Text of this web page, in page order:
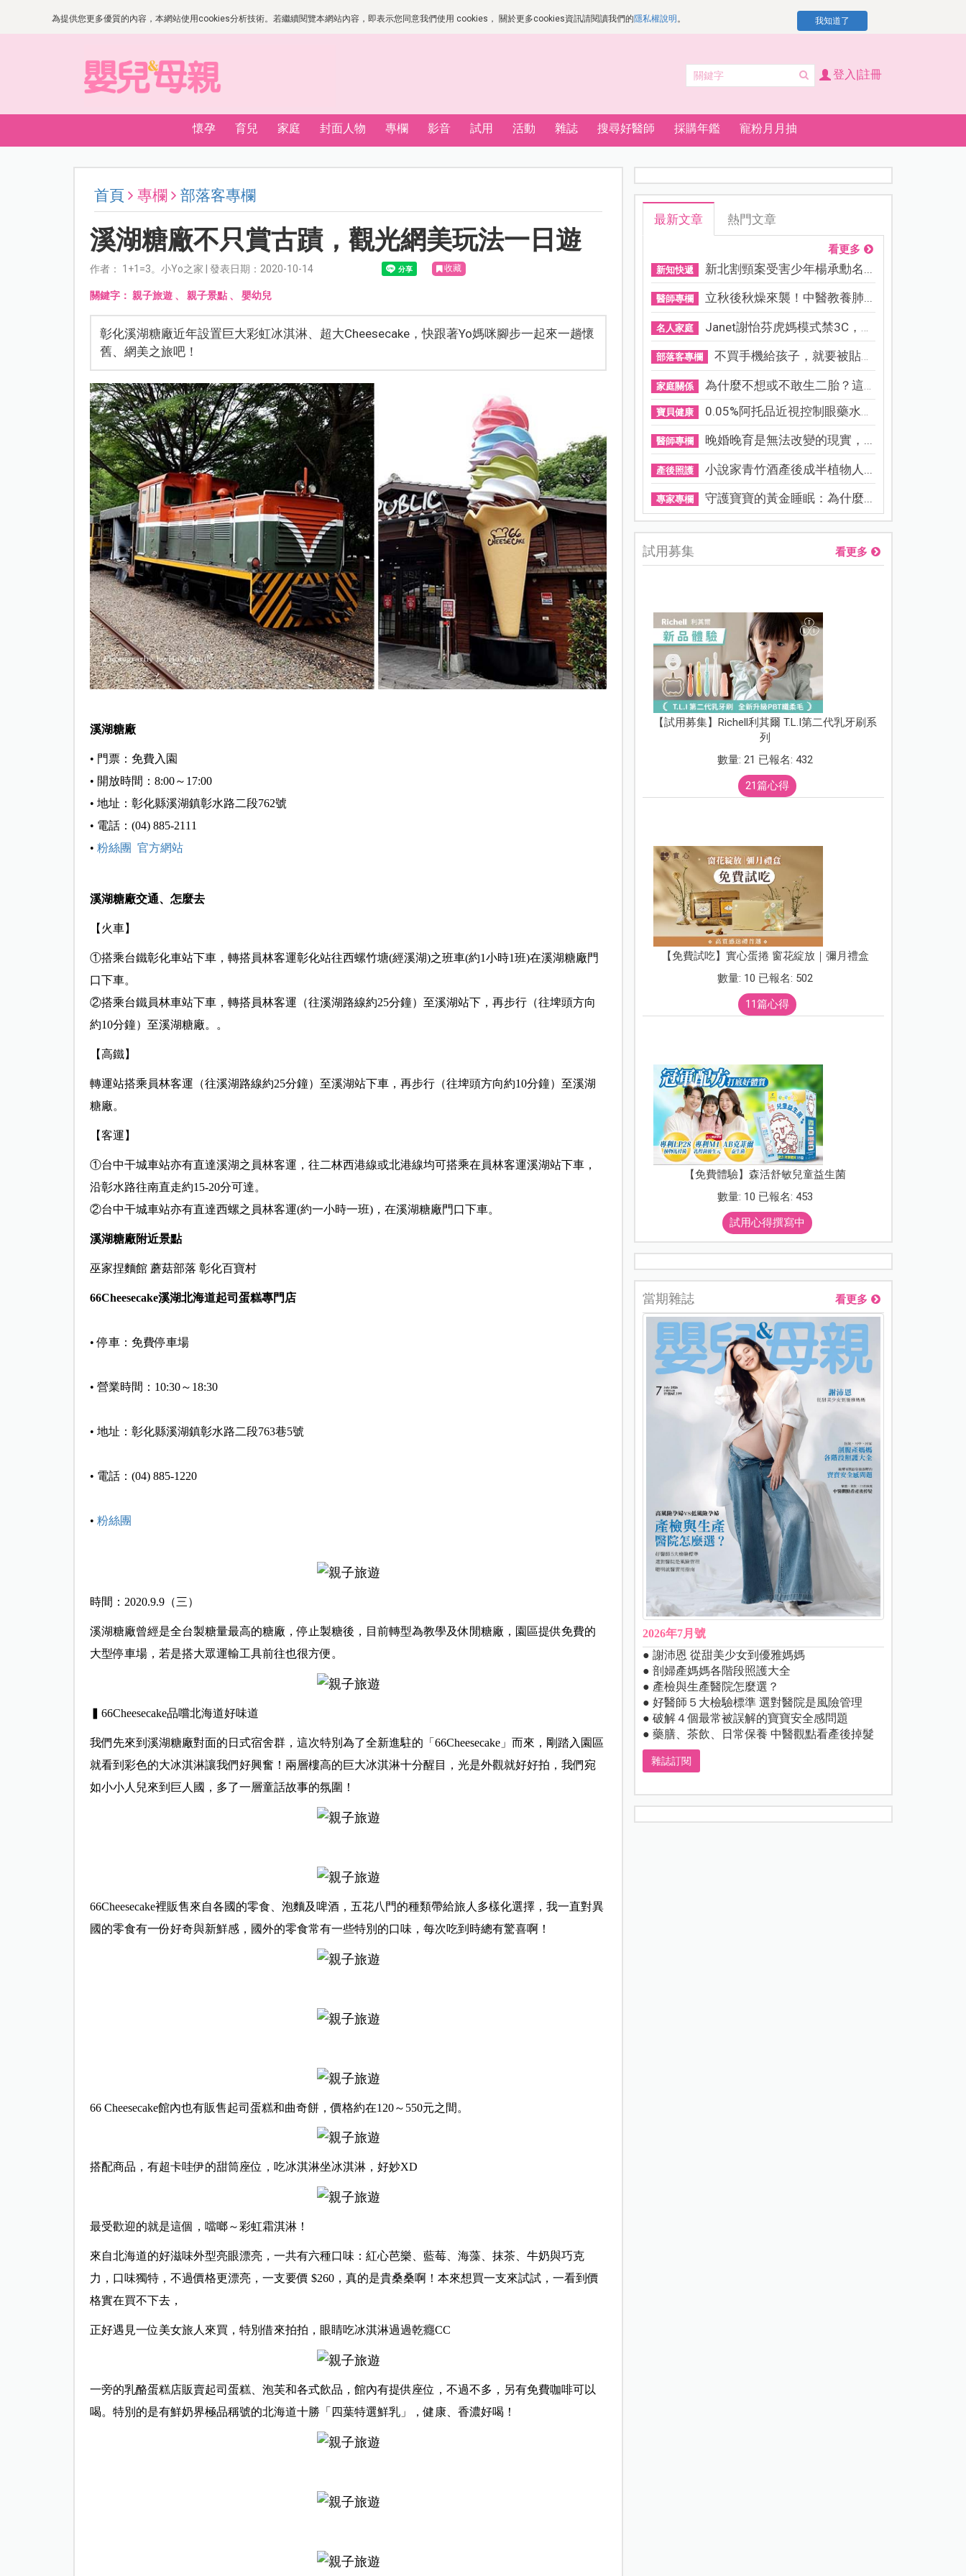
為提供您更多優質的內容，本網站使用cookies分析技術。若繼續閱覽本網站內容，即表示您同意我們使用 cookies， 關於更多cookies資訊請閱讀我們的隱私權說明 。 我知道了
登入|註冊
懷孕 育兒 家庭 封面人物 專欄 影音 試用 活動 雜誌 搜尋好醫師 採購年鑑 寵粉月月抽
首頁 專欄 部落客專欄
溪湖糖廠不只賞古蹟，觀光網美玩法一日遊
作者： 1+1=3。小Yo之家 | 發表日期：2020-10-14 收藏
關鍵字： 親子旅遊、 親子景點、 嬰幼兒
彰化溪湖糖廠近年設置巨大彩虹冰淇淋、超大Cheesecake，快跟著Yo媽咪腳步一起來一趟懷
舊、網美之旅吧！
溪湖糖廠
• 門票：免費入園
• 開放時間：8:00～17:00
• 地址：彰化縣溪湖鎮彰水路二段762號
• 電話：(04) 885-2111
• 粉絲團 官方網站
溪湖糖廠交通、怎麼去
【火車】
①搭乘台鐵彰化車站下車，轉搭員林客運彰化站往西螺竹塘(經溪湖)之班車(約1小時1班)在溪湖糖廠門
口下車。
②搭乘台鐵員林車站下車，轉搭員林客運（往溪湖路線約25分鐘）至溪湖站下，再步行（往埤頭方向
約10分鐘）至溪湖糖廠。。
【高鐵】
轉運站搭乘員林客運（往溪湖路線約25分鐘）至溪湖站下車，再步行（往埤頭方向約10分鐘）至溪湖
糖廠。
【客運】
①台中干城車站亦有直達溪湖之員林客運，往二林西港線或北港線均可搭乘在員林客運溪湖站下車，
沿彰水路往南直走約15-20分可達。
②台中干城車站亦有直達西螺之員林客運(約一小時一班)，在溪湖糖廠門口下車。
溪湖糖廠附近景點
巫家捏麵館 蘑菇部落 彰化百寶村
66Cheesecake溪湖北海道起司蛋糕專門店
• 停車：免費停車場
• 營業時間：10:30～18:30
• 地址：彰化縣溪湖鎮彰水路二段763巷5號
• 電話：(04) 885-1220
• 粉絲團
時間：2020.9.9（三）
溪湖糖廠曾經是全台製糖量最高的糖廠，停止製糖後，目前轉型為教學及休閒糖廠，園區提供免費的
大型停車場，若是搭大眾運輸工具前往也很方便。
▍66Cheesecake品嚐北海道好味道
我們先來到溪湖糖廠對面的日式宿舍群，這次特別為了全新進駐的「66Cheesecake」而來，剛踏入園區
就看到彩色的大冰淇淋讓我們好興奮！兩層樓高的巨大冰淇淋十分醒目，光是外觀就好好拍，我們宛
如小小人兒來到巨人國，多了一層童話故事的氛圍！
66Cheesecake裡販售來自各國的零食、泡麵及啤酒，五花八門的種類帶給旅人多樣化選擇，我一直對異
國的零食有一份好奇與新鮮感，國外的零食常有一些特別的口味，每次吃到時總有驚喜啊！
66 Cheesecake館內也有販售起司蛋糕和曲奇餅，價格約在120～550元之間。
搭配商品，有超卡哇伊的甜筒座位，吃冰淇淋坐冰淇淋，好妙XD
最受歡迎的就是這個，噹啷～彩虹霜淇淋！
來自北海道的好滋味外型亮眼漂亮，一共有六種口味：紅心芭樂、藍莓、海藻、抹茶、牛奶與巧克
力，口味獨特，不過價格更漂亮，一支要價 $260，真的是貴桑桑啊！本來想買一支來試試，一看到價
格實在買不下去，
正好遇見一位美女旅人來買，特別借來拍拍，眼睛吃冰淇淋過過乾癮CC
一旁的乳酪蛋糕店販賣起司蛋糕、泡芙和各式飲品，館內有提供座位，不過不多，另有免費咖啡可以
喝。特別的是有鮮奶界極品稱號的北海道十勝「四葉特選鮮乳」，健康、香濃好喝！
最新文章 熱門文章
看更多
新知快遞 新北割頸案受害少年楊承勳名...
醫師專欄 立秋後秋燥來襲！中醫教養肺...
名人家庭 Janet謝怡芬虎媽模式禁3C，看...
部落客專欄 不買手機給孩子，就要被貼「...
家庭關係 為什麼不想或不敢生二胎？這8...
寶貝健康 0.05%阿托品近視控制眼藥水納...
醫師專欄 晚婚晚育是無法改變的現實，...
產後照護 小說家青竹酒產後成半植物人...
專家專欄 守護寶寶的黃金睡眠：為什麼...
試用募集 看更多
【試用募集】Richell利其爾 T.L.I第二代乳牙刷系
列
數量: 21 已報名: 432
21篇心得
【免費試吃】實心蛋捲 窗花綻放｜彌月禮盒
數量: 10 已報名: 502
11篇心得
【免費體驗】森活舒敏兒童益生菌
數量: 10 已報名: 453
試用心得撰寫中
當期雜誌 看更多
2026年7月號
● 謝沛恩 從甜美少女到優雅媽媽
● 剖婦產媽媽各階段照護大全
● 產檢與生產醫院怎麼選？
● 好醫師５大檢驗標準 選對醫院是風險管理
● 破解４個最常被誤解的寶寶安全感問題
● 藥膳、茶飲、日常保養 中醫觀點看產後掉髮
雜誌訂閱